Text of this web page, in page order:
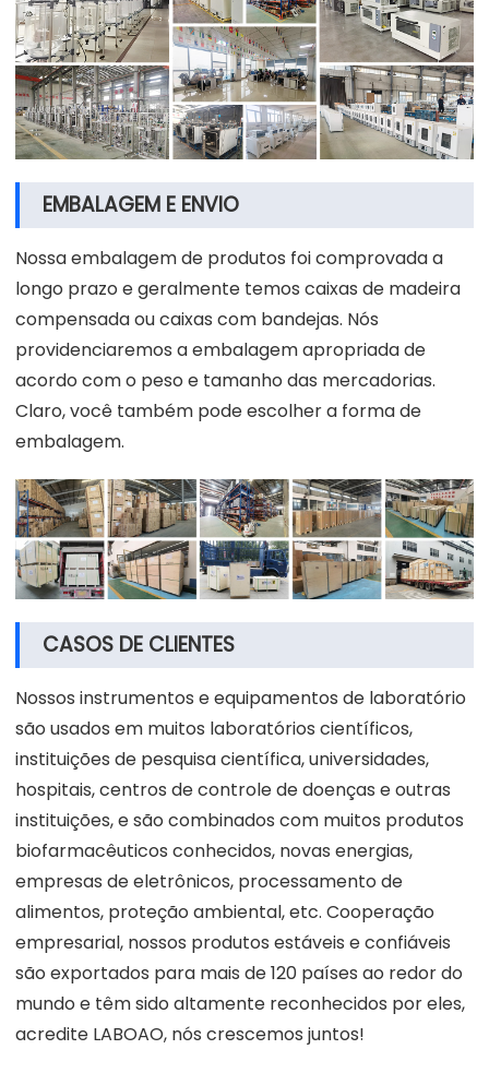
EMBALAGEM E ENVIO
Nossa embalagem de produtos foi comprovada a
longo prazo e geralmente temos caixas de madeira
compensada ou caixas com bandejas. Nós
providenciaremos a embalagem apropriada de
acordo com o peso e tamanho das mercadorias.
Claro, você também pode escolher a forma de
embalagem.
CASOS DE CLIENTES
Nossos instrumentos e equipamentos de laboratório
são usados em muitos laboratórios científicos,
instituições de pesquisa científica, universidades,
hospitais, centros de controle de doenças e outras
instituições, e são combinados com muitos produtos
biofarmacêuticos conhecidos, novas energias,
empresas de eletrônicos, processamento de
alimentos, proteção ambiental, etc. Cooperação
empresarial, nossos produtos estáveis e confiáveis
são exportados para mais de 120 países ao redor do
mundo e têm sido altamente reconhecidos por eles,
acredite LABOAO, nós crescemos juntos!